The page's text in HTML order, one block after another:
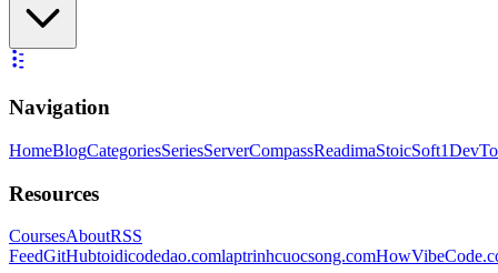
Navigation
HomeBlogCategoriesSeriesServerCompassReadimaStoicSoft
Resources
CoursesAboutRSS
FeedGitHubtoidicodedao.comlaptrinhcuocsong.com